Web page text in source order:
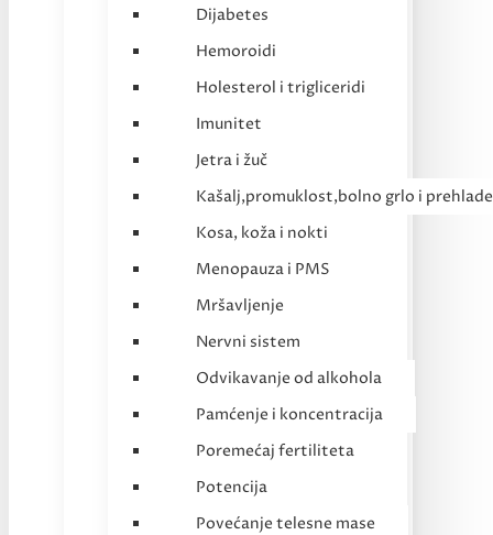
Dijabetes
Hemoroidi
Holesterol i trigliceridi
Imunitet
Jetra i žuč
Kašalj,promuklost,bolno grlo i prehlade
Kosa, koža i nokti
Menopauza i PMS
Mršavljenje
Nervni sistem
Odvikavanje od alkohola
Pamćenje i koncentracija
Poremećaj fertiliteta
Potencija
Povećanje telesne mase